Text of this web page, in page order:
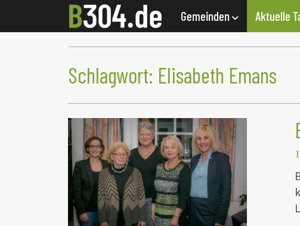
Gemeinden Aktuelle
Schlagwort: Elisabeth Emans